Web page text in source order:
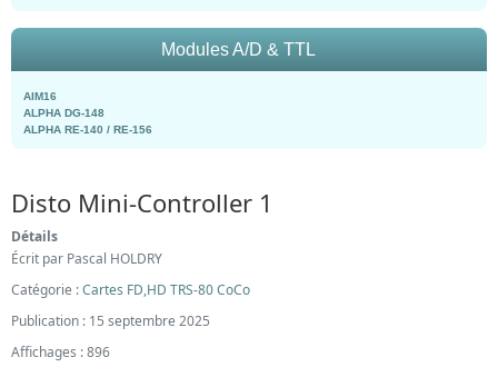
Modules A/D & TTL
AIM16
ALPHA DG-148
ALPHA RE-140 / RE-156
Disto Mini-Controller 1
Détails
Écrit par Pascal HOLDRY
Catégorie :Cartes FD,HD TRS-80 CoCo
Publication : 15 septembre 2025
Affichages : 896